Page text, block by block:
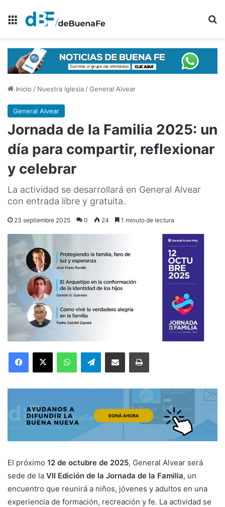
Menú
Inicio / Nuestra Iglesia/General Alvear
General Alvear
Jornada de la Familia 2025: un
día para compartir, reflexionar
y celebrar
La actividad se desarrollará en General Alvear
con entrada libre y gratuita.
23 septiembre 2025 0 24 1 minuto de lectura
Telegram
El próximo 12 de octubre de 2025, General Alvear será
sede de la VII Edición de la Jornada de la Familia, un
encuentro que reunirá a niños, jóvenes y adultos en una
experiencia de formación, recreación y fe. La actividad se